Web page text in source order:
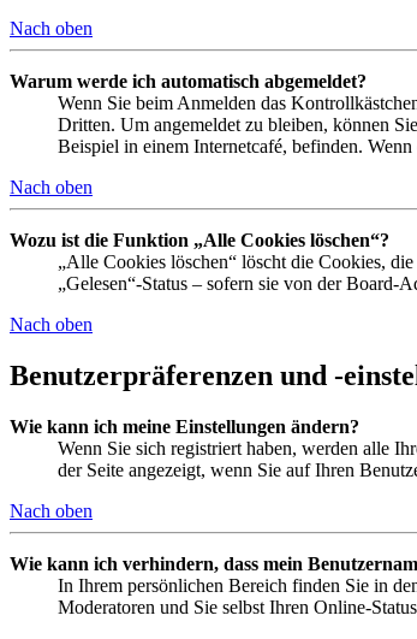
Nach oben
Warum werde ich automatisch abgemeldet?
Wenn Sie beim Anmelden das
Dritten. Um angemeldet zu bleiben, können
Beispiel in einem Internetcafé, befinden.
Nach oben
Wozu ist die Funktion „Alle Cookies löschen“?
„Alle Cookies löschen“ löscht die Cookies,
„Gelesen“-Status – sofern sie von der
Nach oben
Benutzerpräferenzen und -
Wie kann ich meine Einstellungen ändern?
Wenn Sie sich registriert haben, werden alle
der Seite angezeigt, wenn Sie auf Ihren
Nach oben
Wie kann ich verhindern, dass mein
In Ihrem persönlichen Bereich finden Sie in
Moderatoren und Sie selbst Ihren Online-